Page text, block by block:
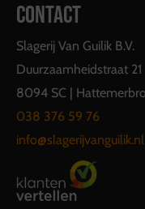
CONTACT
Slagerij Van Guilik B.V.
Duurzaamheidstraat 21
8094 SC |
038 376 59 76
info@slagerijvanguilik.nl